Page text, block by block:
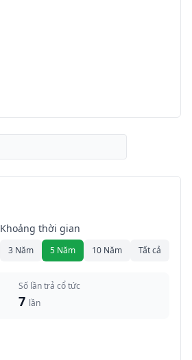
Khoảng thời gian
3 Năm 5 Năm 10 Năm Tất cả
Số lần trả cổ tức
7 lần